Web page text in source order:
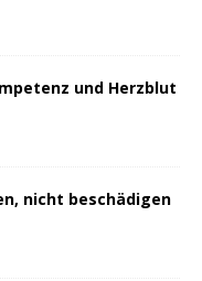
und Herzblut
nicht beschädigen